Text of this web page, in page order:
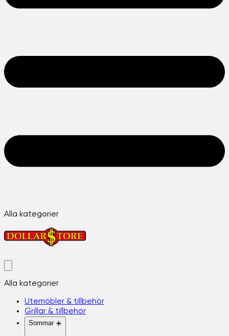
Alla kategorier
Alla kategorier
Utemöbler & tillbehör
Grillar & tillbehör
Sommar ☀️